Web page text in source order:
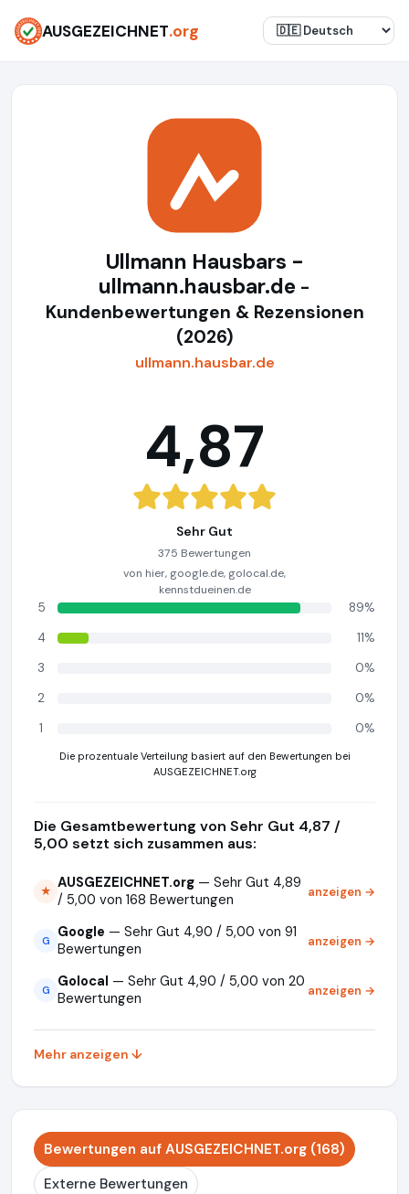
AUSGEZEICHNET.org
Ullmann Hausbars -
ullmann.hausbar.de -
Kundenbewertungen & Rezensionen
(2026)
ullmann.hausbar.de
4,87
Sehr Gut
375 Bewertungen
von hier, google.de, golocal.de,
kennstdueinen.de
5
89%
4
11%
3
0%
2
0%
1
0%
Die prozentuale Verteilung basiert auf den Bewertungen bei
AUSGEZEICHNET.org
Die Gesamtbewertung von Sehr Gut 4,87 /
5,00 setzt sich zusammen aus:
★ AUSGEZEICHNET.org — Sehr Gut 4,89
/ 5,00 von 168 Bewertungen
anzeigen →
G Google — Sehr Gut 4,90 / 5,00 von 91
Bewertungen
anzeigen →
G Golocal — Sehr Gut 4,90 / 5,00 von 20
Bewertungen
anzeigen →
Mehr anzeigen ↓
Bewertungen auf AUSGEZEICHNET.org (168)
Externe Bewertungen